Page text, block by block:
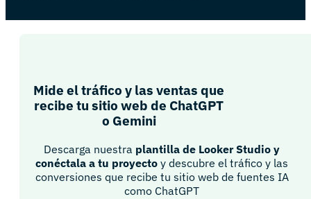
Mide el tráfico y las ventas que
recibe tu sitio web de ChatGPT
o Gemini​
Descarga nuestra plantilla de Looker Studio y
conéctala a tu proyecto y descubre el tráfico y las
conversiones que recibe tu sitio web de fuentes IA
como ChatGPT​